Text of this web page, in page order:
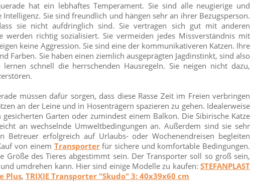
hat ein lebhaftes Temperament. Sie sind alle neugierige und
Intelligenz. Sie sind freundlich und hängen sehr an ihrer Bezugsperson.
sie nicht aufdringlich sind. Sie vertragen sich gut mit anderen
werden richtig sozialisiert. Sie vermeiden jedes Missverständnis mit
keine Aggression. Sie sind eine der kommunikativeren Katzen. Ihre
Farben. Sie haben einen ziemlich ausgeprägten Jagdinstinkt, sind also
lernen schnell die herrschenden Hausregeln. Sie neigen nicht dazu,
müssen dafür sorgen, dass diese Rasse Zeit im Freien verbringen
an der Leine und in Hosenträgern spazieren zu gehen. Idealerweise
Garten oder zumindest einem Balkon. Die Sibirische Katze
an wechselnde Umweltbedingungen an. Außerdem sind sie sehr
Betreuer erfolgreich auf Urlaubs- oder Wochenendreisen begleiten
von einem Transporterfür sichere und komfortable Bedingungen.
Größe des Tieres abgestimmt sein. Der Transporter soll so groß sein,
umdrehen kann. Hier sind einige Modelle zu kaufen: STEFANPLAST
Plus, TRIXIE Transporter "Skudo" 3: 40x39x60 cm